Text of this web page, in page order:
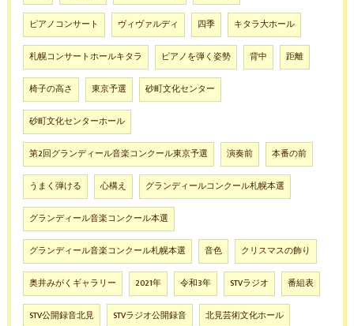
ピアノコンサート ヴィヴァルディ 四季 キタラ大ホール
札幌コンサートホールキタラ ピアノを弾く姿勢 背中 距離
椅子の高さ 東京予選 砂町文化センター
砂町文化センターホール
第2回グランディール音楽コンクール東京予選 演奏前 本番の前
うまく弾ける 心構え グランディールコンクール札幌本選
グランディール音楽コンクール本選
グランディール音楽コンクール札幌本選 音色 クリスマスの飾り
奥井みがくギャラリー 2021年 令和3年 STVラジオ 番組表
STV公開録音北見 STVラジオ公開録音 北見芸術文化ホール